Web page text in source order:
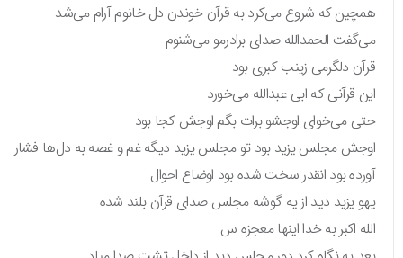
همچین که شروع می‌کرد به قرآن خوندن دل خانوم آرام می‌شد
می‌گفت الحمدالله صدای برادرمو می‌شنوم
قرآن دلگرمی زینب کبری بود
این قرآنی که ابی عبدالله می‌خورد
حتی می‌خوای اوجشو برات بگم اوجش کجا بود
اوجش مجلس یزید بود تو مجلس یزید دیگه غم و غصه به دل‌ها فشار
آورده بود انقدر سخت شده بود اوضاع احوال
یهو یزید دید از یه گوشه مجلس صدای قرآن بلند شده
الله اکبر به خدا اینها معجزه س